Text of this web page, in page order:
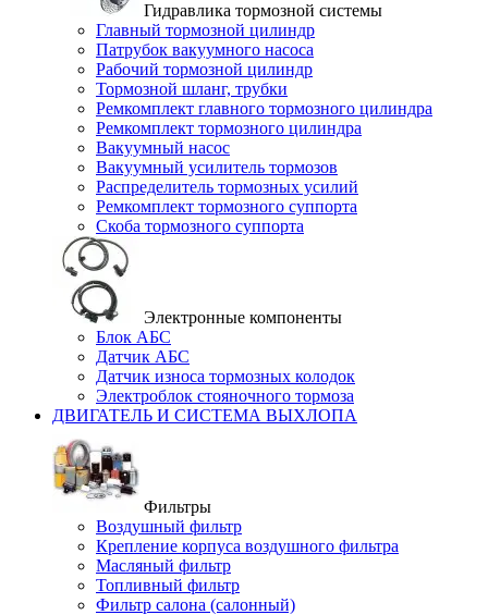
Гидравлика тормозной системы
Главный тормозной цилиндр
Патрубок вакуумного насоса
Рабочий тормозной цилиндр
Тормозной шланг, трубки
Ремкомплект главного тормозного цилиндра
Ремкомплект тормозного цилиндра
Вакуумный насос
Вакуумный усилитель тормозов
Распределитель тормозных усилий
Ремкомплект тормозного суппорта
Скоба тормозного суппорта
Электронные компоненты
Блок АБС
Датчик АБС
Датчик износа тормозных колодок
Электроблок стояночного тормоза
ДВИГАТЕЛЬ И СИСТЕМА ВЫХЛОПА
Фильтры
Воздушный фильтр
Крепление корпуса воздушного фильтра
Масляный фильтр
Топливный фильтр
Фильтр салона (салонный)